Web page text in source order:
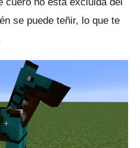
cuero no está excluida del
se puede teñir, lo que te